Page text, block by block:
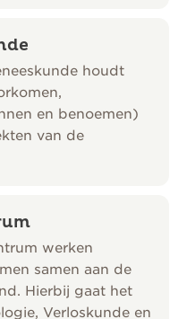
houdt
en benoemen)
van de
werken
samen aan de
Hierbij gaat het
Verloskunde en